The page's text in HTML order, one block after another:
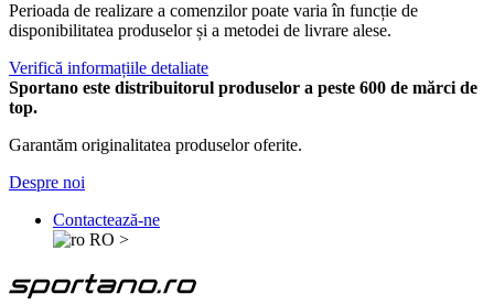
Perioada de realizare a comenzilor poate varia în funcție de
disponibilitatea produselor și a metodei de livrare alese.
Verifică informațiile detaliate
Sportano este distribuitorul produselor a peste 600 de mărci de
top.
Garantăm originalitatea produselor oferite.
Despre noi
Contactează-ne
RO >